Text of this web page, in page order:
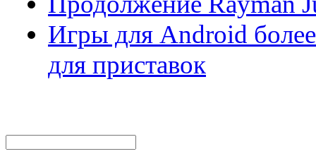
Игры для Android
для приставок